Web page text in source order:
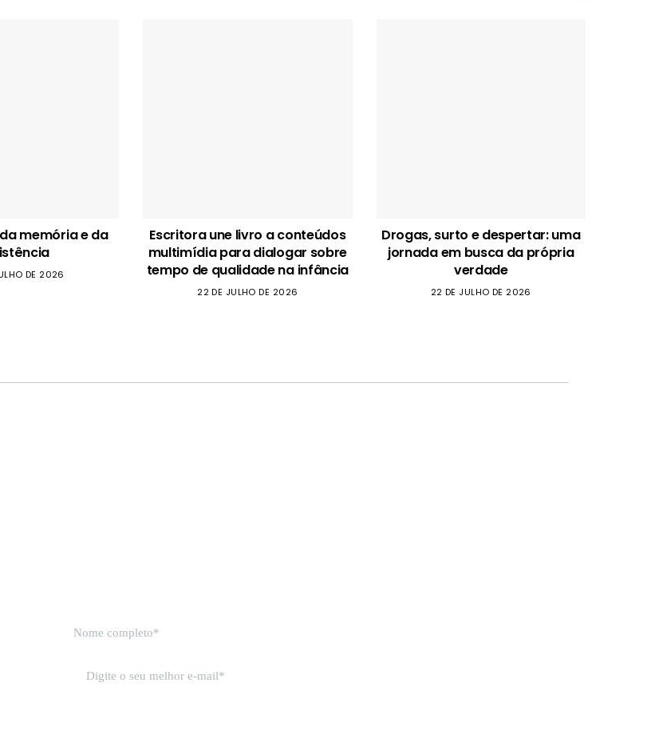
memória e da
DE 2026
Escritora une livro a conteúdos
multimídia para dialogar sobre
tempo de qualidade na infância
22 DE JULHO DE 2026
Drogas, surto e despertar: uma
jornada em busca da própria
verdade
22 DE JULHO DE 2026